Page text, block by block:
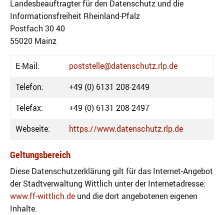
Landesbeauftragter für den Datenschutz und die
Informationsfreiheit Rheinland-Pfalz
Postfach 30 40
55020 Mainz
E-Mail:
poststelle@datenschutz.rlp.de
Telefon:
+49 (0) 6131 208-2449
Telefax:
+49 (0) 6131 208-2497
Webseite:
https://www.datenschutz.rlp.de
Geltungsbereich
Diese Datenschutzerklärung gilt für das Internet-Angebot
der Stadtverwaltung Wittlich unter der Internetadresse:
www.ff-wittlich.de und die dort angebotenen eigenen
Inhalte.